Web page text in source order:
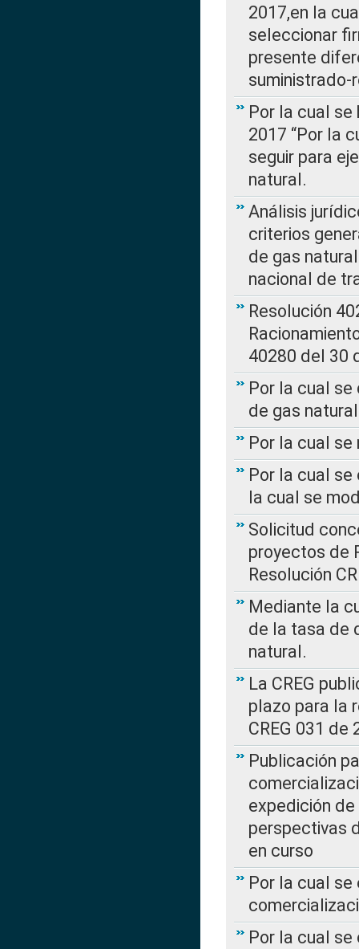
2017,en la
seleccionar
presente
Por la cual se
2017 “Por la
seguir para
natural.
Análisis
criterios
de gas
nacional de
Resolución
40280 del 30
Por la cual
de gas natural
Por la cual se
Por la cual se
la cual se
Solicitud
proyectos de
Resolución
Mediante la
de la tasa de
natural.
La CREG
plazo para la
CREG 031 de
Publicación
expedición de
perspectivas
en curso
Por la cual
Por la cual se